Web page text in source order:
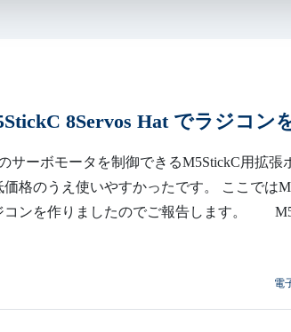
8Servos Hat でラジコン
サーボモータを制御できるM5StickC用拡張
価格のうえ使いやすかったです。 ここでは
コンを作りましたのでご報告します。
電